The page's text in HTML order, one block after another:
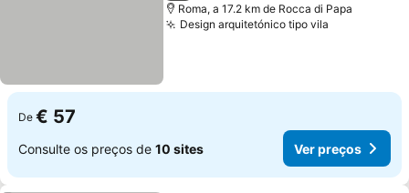
Roma, a 17.2 km de Rocca di Papa
Design arquitetónico tipo vila
De € 57
Consulte os preços de 10 sites Ver preços